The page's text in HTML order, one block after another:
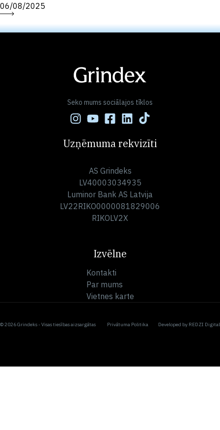
06/08/2025
Seko mums sociālajos tīklos
Uzņēmuma rekvizīti
AS Grindeks
LV40003034935
Luminor Bank AS Latvija
LV22RIKO0000081829006
RIKOLV2X
Izvēlne
Kontakti
Par mums
Vietnes karte
© 2026 Grindeks - Visas tiesības aizsargātas Privātuma Politika Developed by REDZI Digital